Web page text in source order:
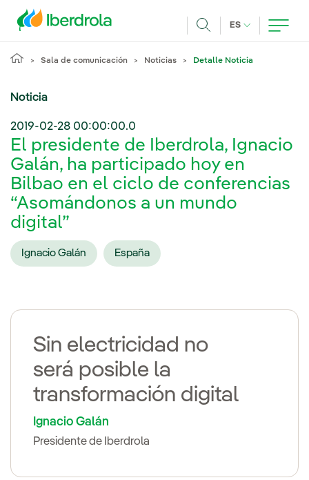
ES IDIOMA
Sala de comunicación Noticias Detalle Noticia
Noticia
2019-02-28 00:00:00.0
El presidente de Iberdrola, Ignacio
Galán, ha participado hoy en
Bilbao en el ciclo de conferencias
“Asomándonos a un mundo
digital”
Ignacio Galán España
Sin electricidad no
será posible la
transformación digital
Ignacio Galán
Presidente de Iberdrola